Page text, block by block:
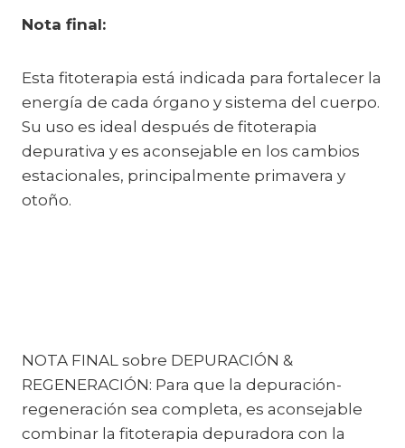
Nota final:
Esta fitoterapia está indicada para fortalecer la
energía de cada órgano y sistema del cuerpo.
Su uso es ideal después de fitoterapia
depurativa y es aconsejable en los cambios
estacionales, principalmente primavera y
otoño.
NOTA FINAL sobre DEPURACIÓN &
REGENERACIÓN: Para que la depuración-
regeneración sea completa, es aconsejable
combinar la fitoterapia depuradora con la